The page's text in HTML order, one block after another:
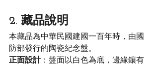
2. 藏品說明
本藏品為中華民國建國一百年時，由國
防部發行的陶瓷紀念盤。
正面設計：盤面以白色為底，邊緣鑲有